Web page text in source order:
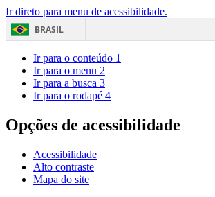
Ir direto para menu de acessibilidade.
BRASIL
Acesso à
Ir para o conteúdo 1
Ir para o menu 2
Ir para a busca 3
Ir para o rodapé 4
Opções de acessibilidade
Acessibilidade
Alto contraste
Mapa do site